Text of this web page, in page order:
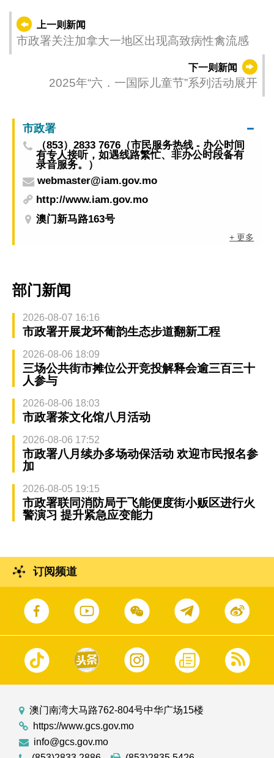
上一则新闻
市政署关注加拿大一地区出现高致病性禽流感
下一则新闻
2025年“六．一国际儿童节”系列活动展开
市政署
（853）2833 7676（市民服务热线 - 办公时间
有专人接听，如遇线路繁忙、非办公时段备有
录音服务。）
webmaster@iam.gov.mo
http://www.iam.gov.mo
澳门新马路163号
+ 更多
部门新闻
2026-08-07 16:16
市政署开展龙环葡韵生态步道翻新工程
2026-08-06 18:09
三场公共街市摊位公开竞投解释会逾三百三十
人参与
2026-08-06 18:03
市政署茶文化馆八月活动
2026-08-06 17:52
市政署八月续办多场动保活动 欢迎市民报名参
加
2026-08-05 19:15
市政署联同消防局于飞能便度街小贩区进行火
警演习 提升紧急应变能力
订阅频道
澳门南湾大马路762-804号中华广场15楼
https://www.gcs.gov.mo
info@gcs.gov.mo